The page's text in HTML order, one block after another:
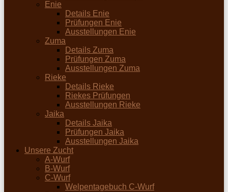
Enie
Details Enie
Prüfungen Enie
Ausstellungen Enie
Zuma
Details Zuma
Prüfungen Zuma
Ausstellungen Zuma
Rieke
Details Rieke
Riekes Prüfungen
Ausstellungen Rieke
Jaika
Details Jaika
Prüfungen Jaika
Ausstellungen Jaika
Unsere Zucht
A-Wurf
B-Wurf
C-Wurf
Welpentagebuch C-Wurf